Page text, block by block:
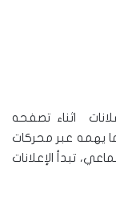
اثناء تصفحه
يهمه عبر محركات
تبدأ الإعلانات